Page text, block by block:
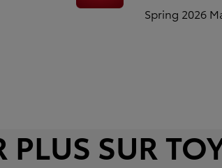
Spring 2026
PLUS SUR